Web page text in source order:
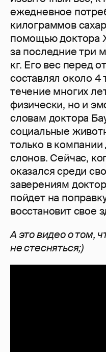
ежедневное
килограммов
помощью доктора
за последние три
кг. Его вес перед
составлял около 4
течение многих
физически, но и
словам доктора
социальные
только в компании
слонов. Сейчас,
оказался среди
заверениям
пойдет на
восстановит свое
А это видео о том,
не стесняться;)